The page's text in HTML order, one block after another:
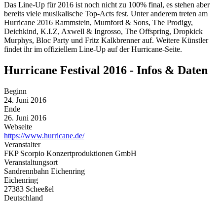
Das Line-Up für 2016 ist noch nicht zu 100% final, es stehen aber
bereits viele musikalische Top-Acts fest. Unter anderem treten am
Hurricane 2016 Rammstein, Mumford & Sons, The Prodigy,
Deichkind, K.I.Z, Axwell & Ingrosso, The Offspring, Dropkick
Murphys, Bloc Party und Fritz Kalkbrenner auf. Weitere Künstler
findet ihr im offiziellem Line-Up auf der Hurricane-Seite.
Hurricane Festival 2016 - Infos & Daten
Beginn
24. Juni 2016
Ende
26. Juni 2016
Webseite
https://www.hurricane.de/
Veranstalter
FKP Scorpio Konzertproduktionen GmbH
Veranstaltungsort
Sandrennbahn Eichenring
Eichenring
27383 Scheeßel
Deutschland